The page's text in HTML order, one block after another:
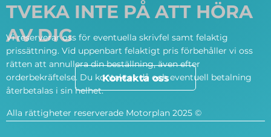
TVEKA INTE PÅ ATT HÖRA
AV DIG
Kontakta oss
Vi reserverar oss för eventuella skrivfel samt felaktig
prissättning. Vid uppenbart felaktigt pris förbehåller vi oss
rätten att annullera din beställning, även efter
orderbekräftelse. Du kontaktas då och eventuell betalning
återbetalas i sin helhet.
Alla rättigheter reserverade Motorplan 2025 ©